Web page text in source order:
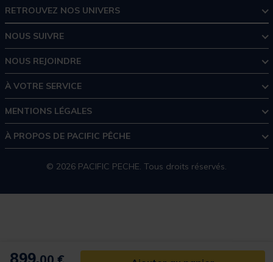
899,
RETROUVEZ NOS UNIVERS
NOUS SUIVRE
NOUS REJOINDRE
À VOTRE SERVICE
MENTIONS LÉGALES
À PROPOS DE PACIFIC PÊCHE
© 2026 PACIFIC PECHE. Tous droits réservés.